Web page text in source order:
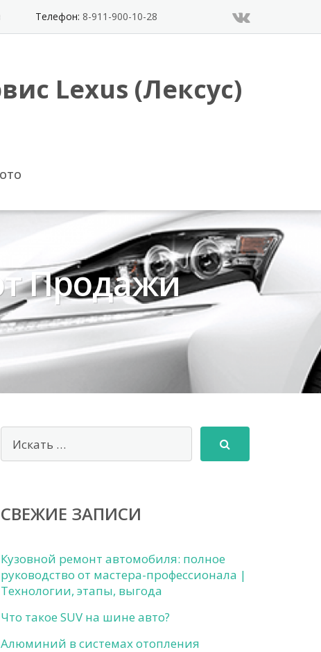
Телефон: 8-911-900-10-28
Lexus (Лексус)
Продажи
СВЕЖИЕ ЗАПИСИ
Кузовной ремонт автомобиля: полное
руководство от мастера-профессионала |
Технологии, этапы, выгода
Что такое SUV на шине авто?
Алюминий в системах отопления